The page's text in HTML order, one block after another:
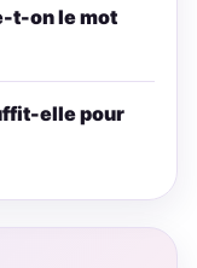
t-on le mot
elle pour